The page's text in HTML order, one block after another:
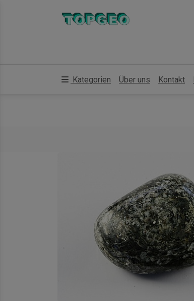
Kategorien Über uns Kontakt